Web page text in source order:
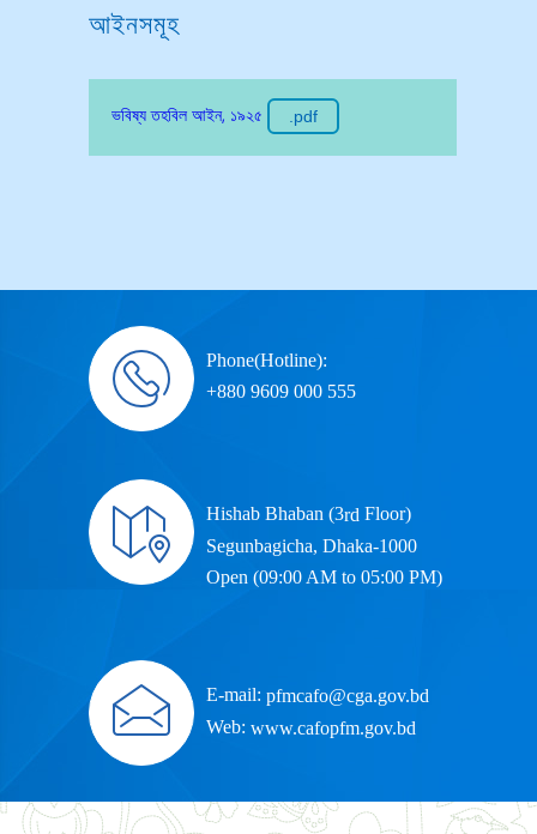
আইনসমূহ
ভবিষ্য তহবিল আইন, ১৯২৫ .pdf
Phone(Hotline):
+880 9609 000 555
Hishab Bhaban (3rd Floor)
Segunbagicha, Dhaka-1000
Open (09:00 AM to 05:00 PM)
E-mail: pfmcafo@cga.gov.bd
Web: www.cafopfm.gov.bd